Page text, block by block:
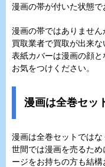
漫画の帯が付いた状態で
漫画の帯ではありませ
買取業者で買取が出来な
表紙カバーは漫画の顔
お気をつけください。
漫画は全巻セッ
漫画は全巻セットではな
世間では漫画を売るた
ージをお持ちの方も結